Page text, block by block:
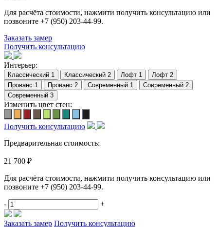
Для расчёта стоимости, нажмити получить консультацию или
позвоните +7 (950) 203-44-99.
Заказать замер
Получить консультацию
Интерьер:
Изменить цвет стен:
Получить консультацию
Предварительная стоимость:
21 700 ₽
Для расчёта стоимости, нажмити получить консультацию или
позвоните +7 (950) 203-44-99.
- +
Заказать замер Получить консультацию